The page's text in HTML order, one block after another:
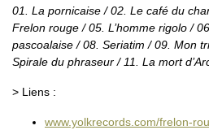
01. La pornicaise / 02. Le café du
Frelon rouge / 05. L’homme rigolo /
pascoalaise / 08. Seriatim / 09. Mon
Spirale du phraseur / 11. La mort
> Liens :
www.yolkrecords.com/frelon-